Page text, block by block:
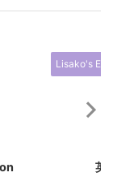
Lisako's
英